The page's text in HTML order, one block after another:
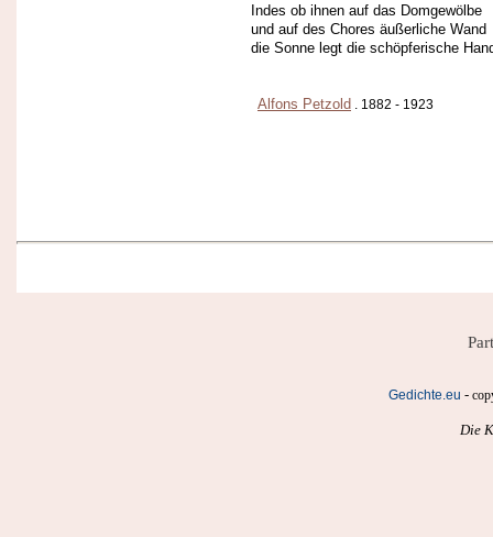
Indes ob ihnen auf das Domgewölbe
und auf des Chores äußerliche Wand
die Sonne legt die schöpferische
Alfons Petzold . 1882 - 1923
Gedichte.eu -
Die